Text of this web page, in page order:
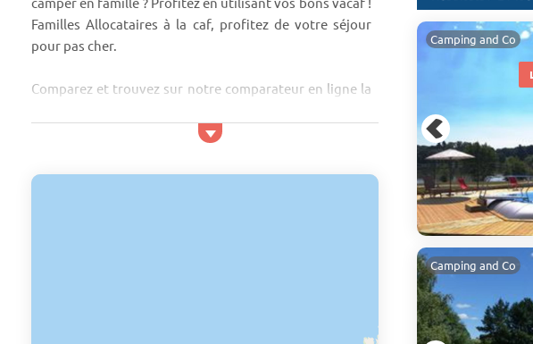
Familles Allocataires à la caf, profitez de votre séjour
pour pas cher.
Comparez et trouvez sur notre comparateur en ligne la
meilleur prix sur notre rubrique camping vacaf. Nous
Camping and Co
Camping and Co